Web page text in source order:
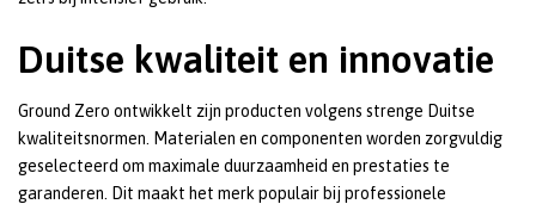
Duitse kwaliteit en innovatie
Ground Zero ontwikkelt zijn producten volgens strenge Duitse
kwaliteitsnormen. Materialen en componenten worden zorgvuldig
geselecteerd om maximale duurzaamheid en prestaties te
garanderen. Dit maakt het merk populair bij professionele